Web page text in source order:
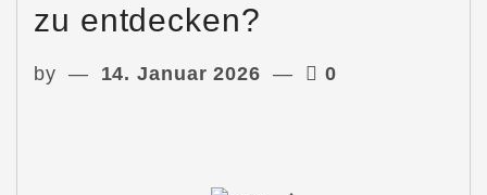
zu entdecken?
by 14. Januar 2026 0